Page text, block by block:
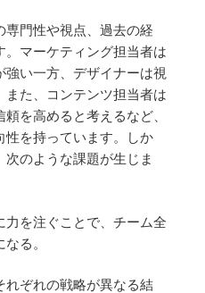
専門性や視点、過去の経
マーケティング担当者は
い一方、デザイナーは視
た、コンテンツ担当者は
を高めると考えるなど、
性を持っています。しか
次のような課題が生じま
力を注ぐことで、チーム全
る。
れぞれの戦略が異なる結